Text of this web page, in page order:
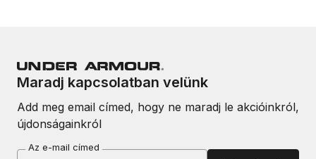
Maradj kapcsolatban velünk
Add meg email címed, hogy ne maradj le akcióinkról,
újdonságainkról
Az e-mail címed